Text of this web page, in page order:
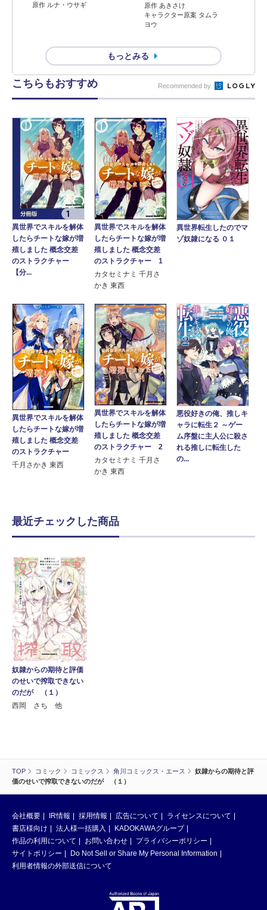
TOP コミック コミックス 角川コミックス・エース
奴隷からの期待と評
価のせいで搾取できないのだが （１）
原作 ルナ・ウサギ
原作 あきさけ
キャラクター原案 タムラ
ヨウ
もっとみる
こちらもおすすめ Recommended by
異世界でスキルを解体
したらチートな嫁が増
殖しました 概念交差
のストラクチャー
【分...
異世界でスキルを解体
したらチートな嫁が増
殖しました 概念交差
のストラクチャー 1
カタセミナミ 千月さ
かき 東西
異世界転生したのでマ
ゾ奴隷になる ０１
異世界でスキルを解体
したらチートな嫁が増
殖しました 概念交差
のストラクチャー
千月さかき 東西
異世界でスキルを解体
したらチートな嫁が増
殖しました 概念交差
のストラクチャー 2
カタセミナミ 千月さ
かき 東西
悪役好きの俺、推しキ
ャラに転生２ ～ゲー
ム序盤に主人公に殺さ
れる推しに転生した
の...
最近チェックした商品
奴隷からの期待と評価
のせいで搾取できない
のだが （１）
西岡 さち 他
会社概要 IR情報 採用情報 広告について
ライセンスについて
書店様向け
法人様一括購入
KADOKAWAグループ
作品の利用について
お問い合わせ
プライバシーポリシー
サイトポリシー
Do Not Sell or Share My Personal Information
利用者情報の外部送信について